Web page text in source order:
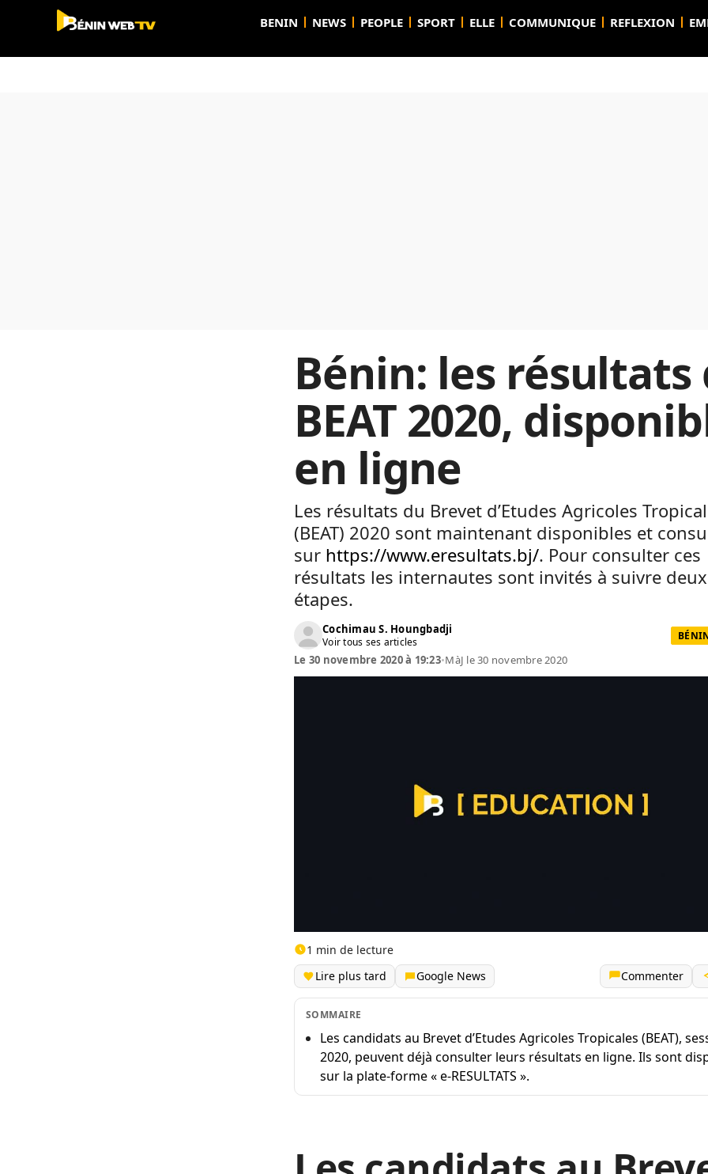
BENIN NEWS PEOPLE SPORT ELLE COMMUNIQUE REFLEXION
Bénin: les résultats
BEAT 2020,
en ligne
Les résultats du Brevet d’Etudes Agricoles
(BEAT) 2020 sont maintenant disponibles et
sur https://www.eresultats.bj/. Pour consulter ces
résultats les internautes sont invités à suivre deux
étapes.
Cochimau S. Houngbadji
Voir tous ses articles
Le 30 novembre 2020 à 19:23•MàJ le 30 novembre 2020
1 min de lecture
Lire plus tard
Google News Commenter
SOMMAIRE
Les candidats au Brevet d’Etudes Agricoles Tropicales (BEAT),
2020, peuvent déjà consulter leurs résultats en ligne. Ils sont
sur la plate-forme « e-RESULTATS ».